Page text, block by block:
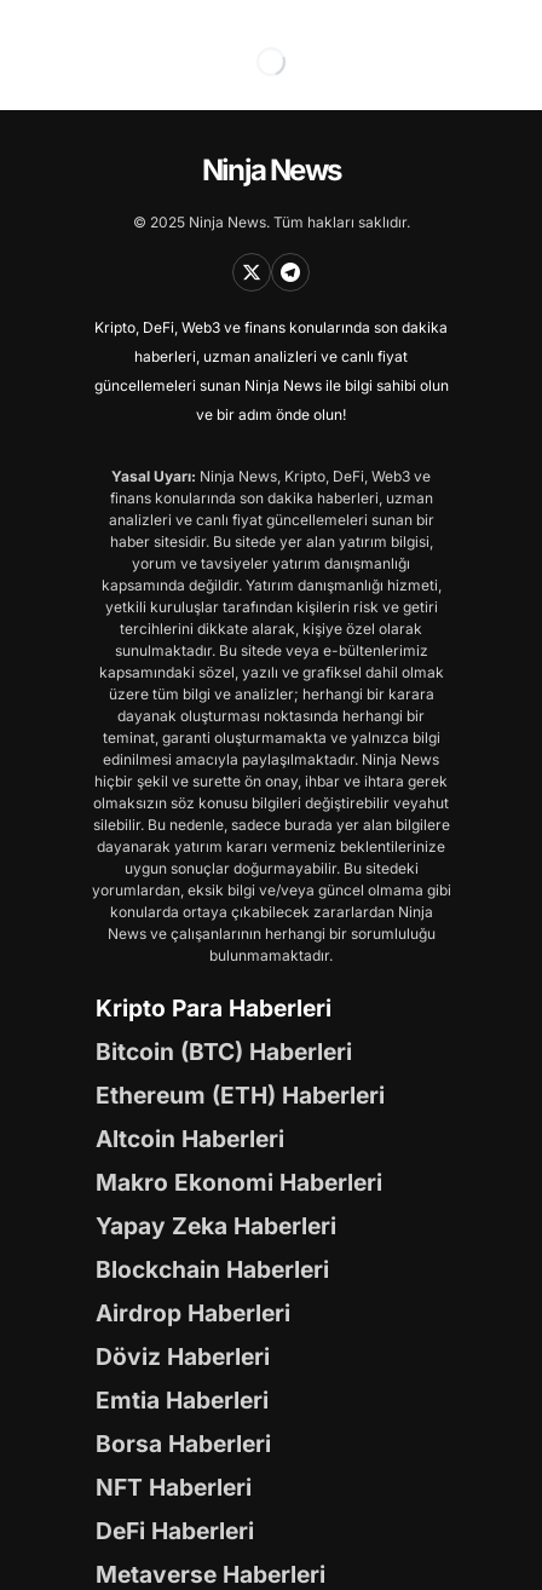
Ninja News
© 2025 Ninja News. Tüm hakları saklıdır.
Kripto, DeFi, Web3 ve finans konularında son dakika
haberleri, uzman analizleri ve canlı fiyat
güncellemeleri sunan Ninja News ile bilgi sahibi olun
ve bir adım önde olun!
Yasal Uyarı: Ninja News, Kripto, DeFi, Web3 ve
finans konularında son dakika haberleri, uzman
analizleri ve canlı fiyat güncellemeleri sunan bir
haber sitesidir. Bu sitede yer alan yatırım bilgisi,
yorum ve tavsiyeler yatırım danışmanlığı
kapsamında değildir. Yatırım danışmanlığı hizmeti,
yetkili kuruluşlar tarafından kişilerin risk ve getiri
tercihlerini dikkate alarak, kişiye özel olarak
sunulmaktadır. Bu sitede veya e-bültenlerimiz
kapsamındaki sözel, yazılı ve grafiksel dahil olmak
üzere tüm bilgi ve analizler; herhangi bir karara
dayanak oluşturması noktasında herhangi bir
teminat, garanti oluşturmamakta ve yalnızca bilgi
edinilmesi amacıyla paylaşılmaktadır. Ninja News
hiçbir şekil ve surette ön onay, ihbar ve ihtara gerek
olmaksızın söz konusu bilgileri değiştirebilir veyahut
silebilir. Bu nedenle, sadece burada yer alan bilgilere
dayanarak yatırım kararı vermeniz beklentilerinize
uygun sonuçlar doğurmayabilir. Bu sitedeki
yorumlardan, eksik bilgi ve/veya güncel olmama gibi
konularda ortaya çıkabilecek zararlardan Ninja
News ve çalışanlarının herhangi bir sorumluluğu
bulunmamaktadır.
Kripto Para Haberleri
Bitcoin (BTC) Haberleri
Ethereum (ETH) Haberleri
Altcoin Haberleri
Makro Ekonomi Haberleri
Yapay Zeka Haberleri
Blockchain Haberleri
Airdrop Haberleri
Döviz Haberleri
Emtia Haberleri
Borsa Haberleri
NFT Haberleri
DeFi Haberleri
Metaverse Haberleri